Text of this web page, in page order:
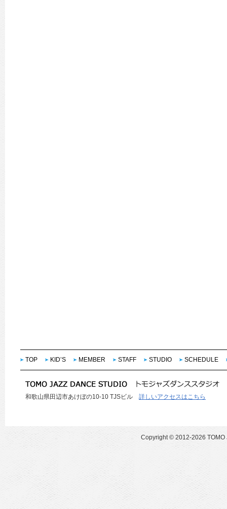
TOP KID’S MEMBER STAFF STUDIO SCHEDULE
和歌山県田辺市あけぼの10-10 TJSビル 詳しいアクセスはこちら
Copyright © 2012-2026 TOMO